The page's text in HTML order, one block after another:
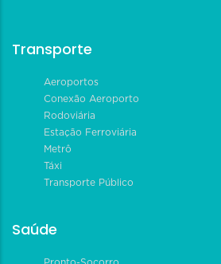
Transporte
Aeroportos
Conexão Aeroporto
Rodoviária
Estação Ferroviária
Metrô
Táxi
Transporte Público
Saúde